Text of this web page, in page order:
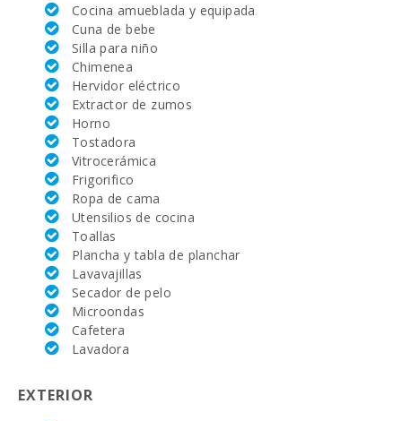
dormitorios:
Superficie
casa (m2):
Campo de
golf La
Reserva
Rotana (km):
Campo de
Golf Santa
Ponsa (km):
Alcanada Golf
(km ):
Vall d´Or Golf
(km):
Equitación Son
Menut (km):
Equitación
Cocina amueblada y equipada
Cuna de bebe
Silla para niño
Chimenea
Hervidor eléctrico
Extractor de zumos
Horno
Tostadora
Vitrocerámica
Frigorifico
Ropa de cama
Utensilios de cocina
Toallas
Plancha y tabla de planchar
Lavavajillas
Secador de pelo
Microondas
Cafetera
Lavadora
EXTERIOR